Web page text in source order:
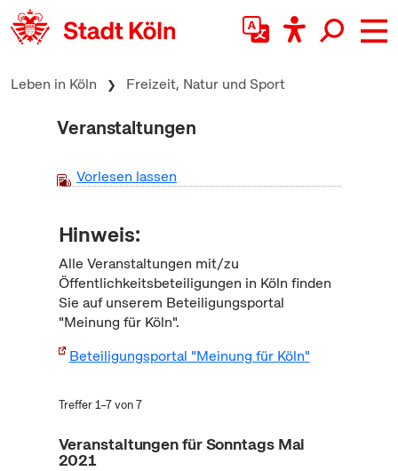
zum Inhalt springen
Leben in Köln Freizeit, Natur und Sport
Veranstaltungen
Vorlesen lassen
Hinweis:
Alle Veranstaltungen mit/zu
Öffentlichkeitsbeteiligungen in Köln finden
Sie auf unserem Beteiligungsportal
"Meinung für Köln".
Beteiligungsportal "Meinung für Köln"
Treffer 1–7 von 7
Veranstaltungen für Sonntags Mai
2021